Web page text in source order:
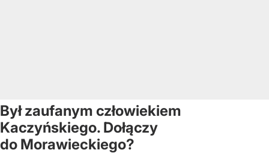
Był zaufanym człowiekiem
Kaczyńskiego. Dołączy
do Morawieckiego?